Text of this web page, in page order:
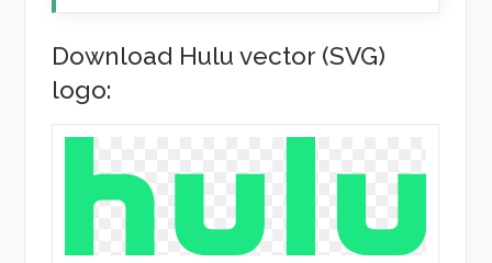
Download Hulu vector (SVG)
logo: